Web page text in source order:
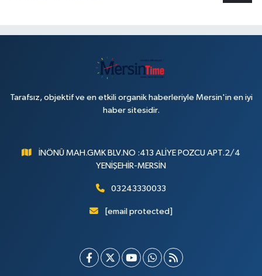
Tarafsız, objektif ve en etkili organik haberleriyle Mersin'in en iyi
haber sitesidir.
İNÖNÜ MAH.GMK BLV.NO :413 ALİYE POZCU APT.2/4
YENİŞEHİR-MERSİN
03243330033
[email protected]